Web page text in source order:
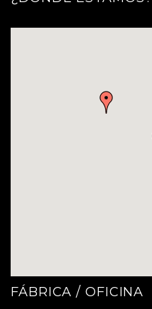
FÁBRICA / OFICINA